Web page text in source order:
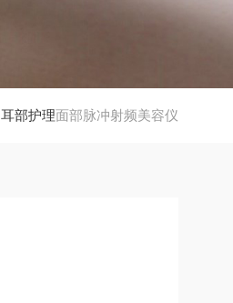
耳部护理面部脉冲射频美容仪